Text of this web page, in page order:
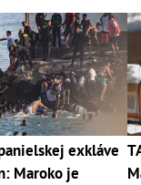
exkláve
Maroko je